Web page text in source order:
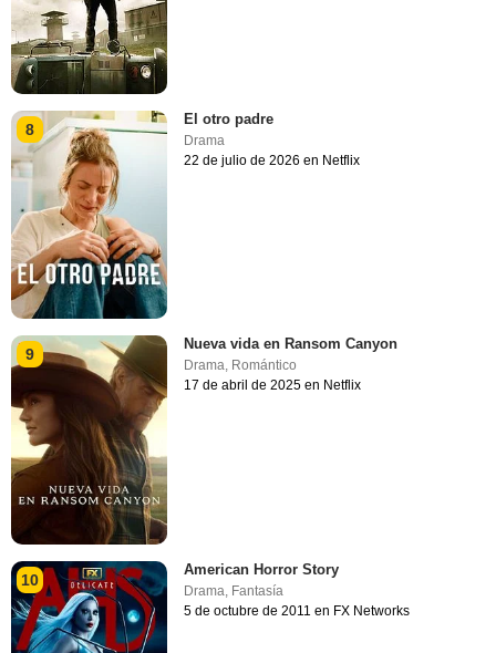
8
El otro padre
Drama
22 de julio de 2026 en Netflix
9
Nueva vida en Ransom Canyon
Drama, Romántico
17 de abril de 2025 en Netflix
10
American Horror Story
Drama Fantasía
5 de octubre de 2011 en FX Networks